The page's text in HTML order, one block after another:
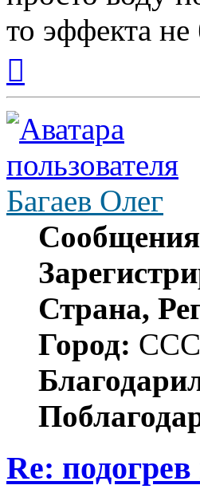
то эффекта не
началу
Багаев Олег
Страна,
Город:
Re: